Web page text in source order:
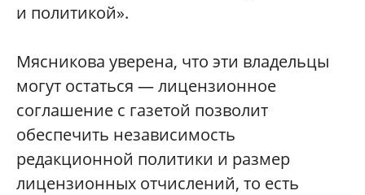
и политикой».
Мясникова уверена, что эти владельцы
могут остаться — лицензионное
соглашение с газетой позволит
обеспечить независимость
редакционной политики и размер
лицензионных отчислений, то есть